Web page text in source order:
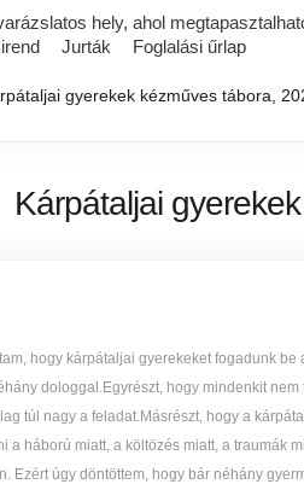
hely, ahol
Jurták Foglalási űrlap
gyerekek kézműves tábora,
Kárpátaljai
hogy kárpátaljai gyerekeket fogadunk be
dologgal.Egyrészt, hogy mindenkit
túl nagy a feladat.Másrészt, hogy a
a háború miatt, a költözés miatt, a traumák
Ezért úgy döntöttem, hogy bár néhány